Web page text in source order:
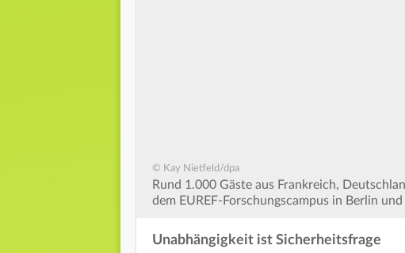
© Kay Nietfeld/dpa
Rund 1.000 Gäste aus Frankreich,
dem EUREF-Forschungscampus in Berlin
Unabhängigkeit ist Sicherheitsfrage